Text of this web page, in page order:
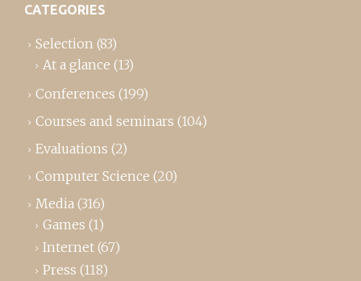
CATEGORIES
Selection (83)
At a glance (13)
Conferences (199)
Courses and seminars (104)
Evaluations (2)
Computer Science (20)
Media (316)
Games (1)
Internet (67)
Press (118)